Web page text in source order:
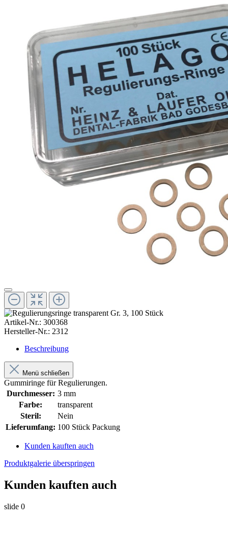
Artikel-Nr.: 300368
Hersteller-Nr.: 2312
Beschreibung
Menü schließen
Gummiringe für Regulierungen.
Durchmesser: 3 mm
Farbe:
transparent
Steril:
Nein
Lieferumfang: 100 Stück Packung
Kunden kauften auch
Produktgalerie überspringen
Kunden kauften auch
slide 0